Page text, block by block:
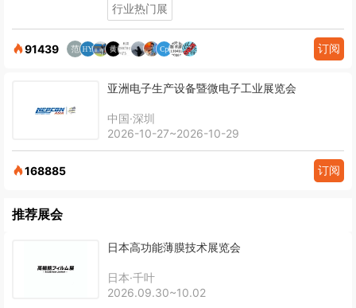
行业热门展
91439 订阅
亚洲电子生产设备暨微电子工业展览会
中国·深圳
2026-10-27~2026-10-29
168885 订阅
推荐展会
日本高功能薄膜技术展览会
日本·千叶
2026.09.30~10.02